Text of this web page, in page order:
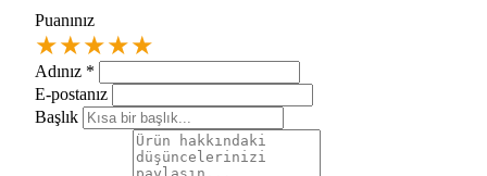
Puanınız
★★★★★
Adınız *
E-postanız
Başlık